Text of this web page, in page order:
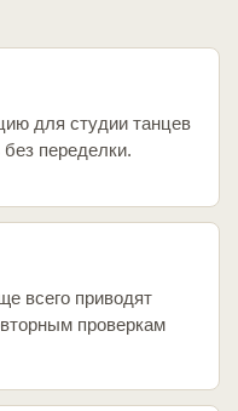
для студии танцев
переделки.
всего приводят
проверкам